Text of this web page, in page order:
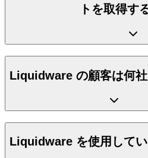
トを取得す
Liquidware の顧客は何社
Liquidware を使用して